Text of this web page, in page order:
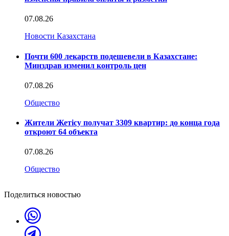
07.08.26
Новости Казахстана
Почти 600 лекарств подешевели в Казахстане:
Минздрав изменил контроль цен
07.08.26
Общество
Жители Жетісу получат 3309 квартир: до конца года
откроют 64 объекта
07.08.26
Общество
Поделиться новостью